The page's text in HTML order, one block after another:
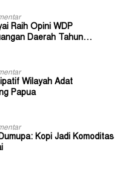
Raih Opini WDP
Daerah Tahun
Wilayah Adat
Papua
Kopi Jadi Komoditas